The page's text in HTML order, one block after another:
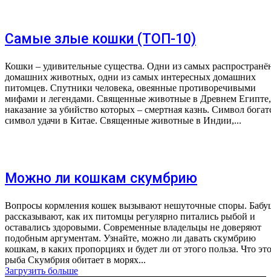
Самые злые кошки (ТОП-10)
Кошки – удивительные существа. Одни из самых
домашних животных, одни из самых интересных домашних
питомцев. Спутники человека, овеянные противоречивыми
мифами и легендами. Священные животные в Древнем Египте,
наказание за убийство которых – смертная казнь. Символ
символ удачи в Китае. Священные животные в Индии,...
Можно ли кошкам скумбрию
Вопросы кормления кошек вызывают нешуточные споры.
рассказывают, как их питомцы регулярно питались рыбой и
оставались здоровыми. Современные владельцы не доверяют
подобным аргументам. Узнайте, можно ли давать скумбрию
кошкам, в каких пропорциях и будет ли от этого польза. Что это за
рыба Скумбрия обитает в морях...
Загрузить больше